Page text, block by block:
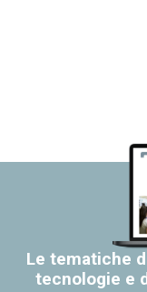
Le tematiche
tecnologie e